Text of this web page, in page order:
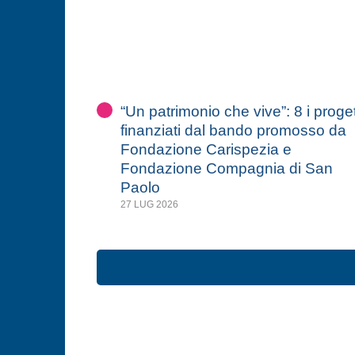
“Un patrimonio che vive”: 8 i
finanziati dal bando promosso da
Fondazione Carispezia e
Fondazione Compagnia di San
Paolo
27 LUG 2026